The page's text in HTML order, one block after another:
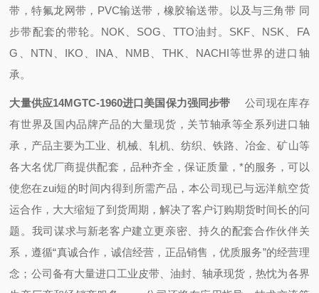
带，特氟龙网带，PVC输送带，橡胶输送带。以及与三角带 同
步带配套的带轮。NOK、SOG、TTO油封。SKF、NSK、FA
G、NTN、IKO、INA、NMB、THK、NACHI等世界的进口轴
承。
大量供应14MGTC-1960进口美国保力强同步带 公司现在库存
有世界及国内品牌产品的大量现货，关节轴承等全系列进口轴
承，产品主要为工业、机械、轧机、纺织、铁路、冶金、矿山等
各大名优厂商提供配套，品种齐全，保证质量，*的服务，可以
使您在zui短的时间内得到所需产品，本公司现已与远洋航空货
运合作，大大缩短了到货周期，解决了客户订购期货时间长的问
题。我司谋求与新老客户建立更亲密、持久的配套合作伙伴关
系，遵循“真诚合作，诚信经营，正品销售，优质服务”的经营理
念；公司备有大量进口工业皮带、油封、轴承现货，热忱为各界